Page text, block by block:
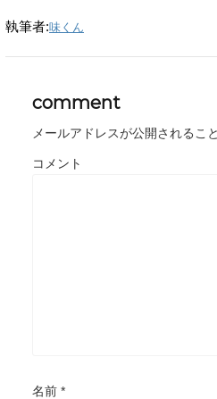
執筆者:味くん
comment
メールアドレスが公開されるこ
コメント
名前 *